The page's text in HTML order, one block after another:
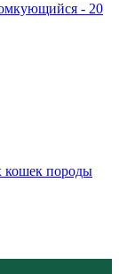
- 20
кошек породы